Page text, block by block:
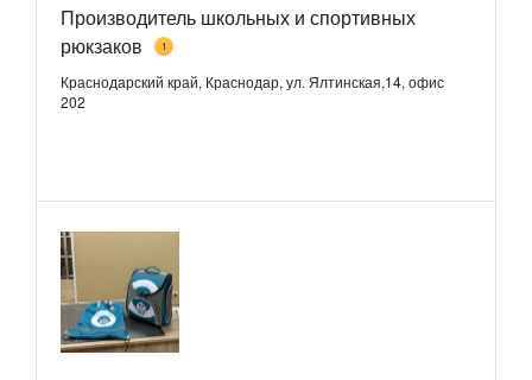
Производитель школьных и спортивных
рюкзаков
1
Краснодарский край, Краснодар, ул. Ялтинская,14, офис
202